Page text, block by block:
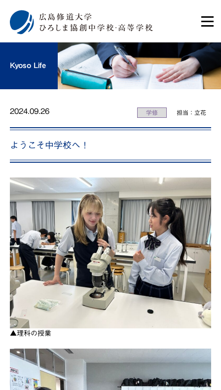
Kyoso Life
2024.09.26 学修 担当：立花
ようこそ中学校へ！
▲理科の授業